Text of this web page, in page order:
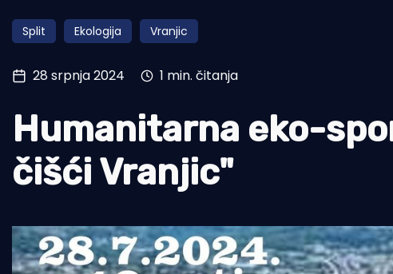
Pomorstvo
Ribolov
Tradicija i kultura
Split Ekologija Vranjic
28 srpnja 2024 1 min. čitanja
Humanitarna eko-
čišći Vranjic"